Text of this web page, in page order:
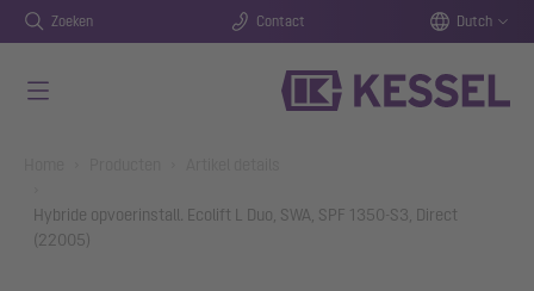
Zoeken Contact Dutch
Hybride opvoerinstall. Ecolift L Duo, SWA, SPF 1350-S3, Direct
(22005)